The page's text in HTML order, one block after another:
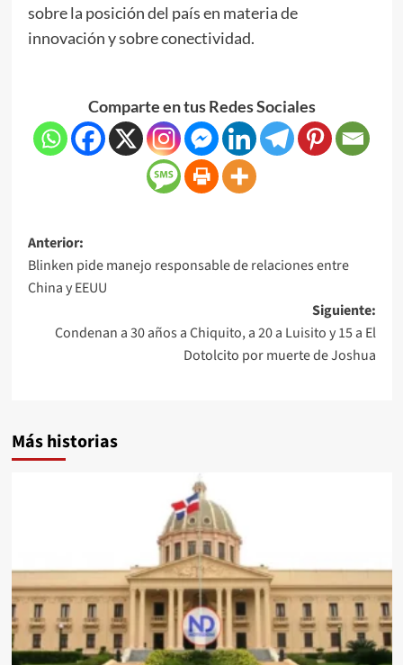
sobre la posición del país en materia de
innovación y sobre conectividad.
Comparte en tus Redes Sociales
Anterior:
Blinken pide manejo responsable de relaciones entre
China y EEUU
Siguiente:
Condenan a 30 años a Chiquito, a 20 a Luisito y 15 a El
Dotolcito por muerte de Joshua
Más historias